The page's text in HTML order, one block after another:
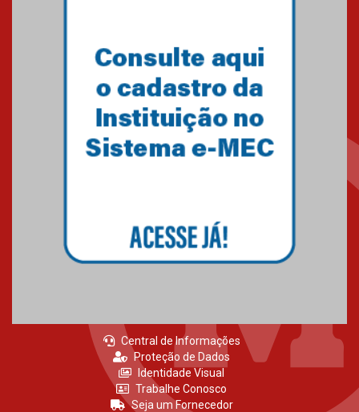
Primeiro culto do ano ressalta o
27.02.2026
Central de Informações
Proteção de Dados
Identidade Visual
Trabalhe Conosco
Seja um Fornecedor